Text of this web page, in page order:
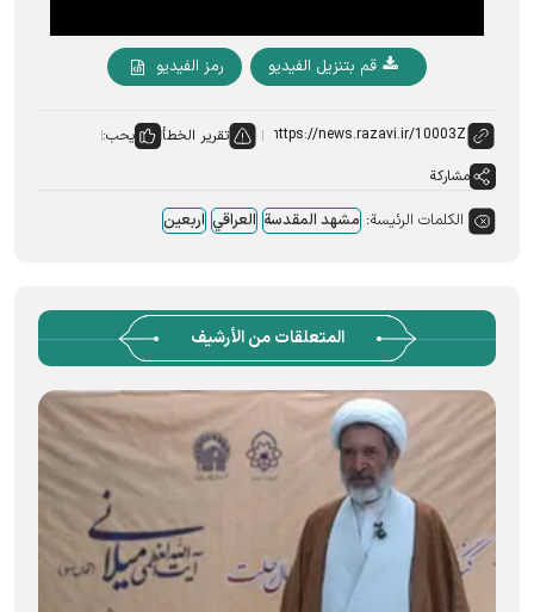
رمز الفيديو قم بتنزيل الفيديو
تقرير الخطأ
يحب:
مشاركة
الكلمات الرئيسة: مشهد المقدسة العراقي اربعین
المتعلقات من الأرشيف